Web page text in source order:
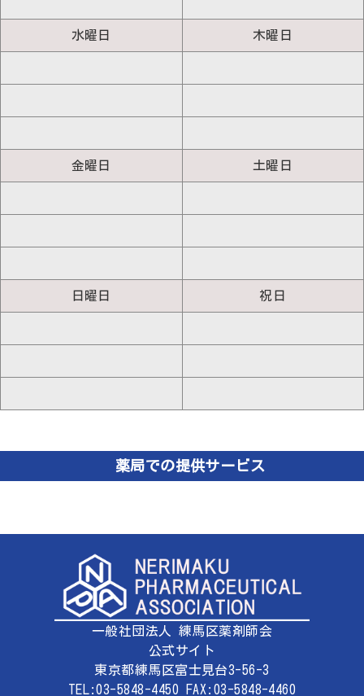
水曜日 木曜日
金曜日 土曜日
日曜日 祝日
薬局での提供サービス
一般社団法人 練馬区薬剤師会
公式サイト
東京都練馬区富士見台3-56-3
TEL:03-5848-4450 FAX:03-5848-4460